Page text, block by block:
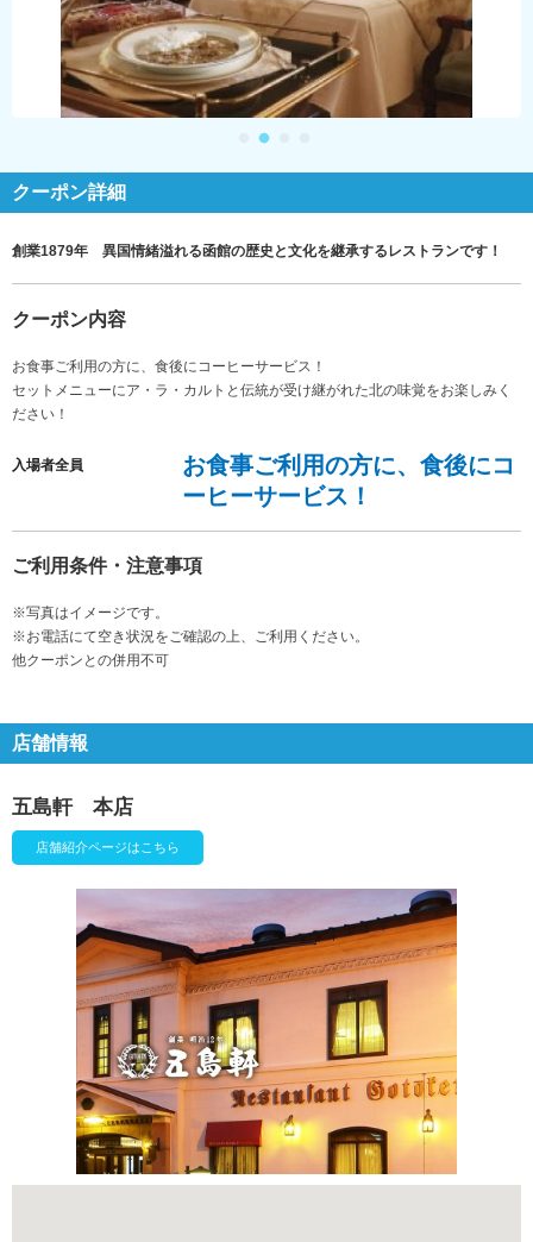
クーポン詳細
創業1879年 異国情緒溢れる函館の歴史と文化を継承するレストランです！
クーポン内容
お食事ご利用の方に、食後にコーヒーサービス！
セットメニューにア・ラ・カルトと伝統が受け継がれた北の味覚をお楽しみく
ださい！
入場者全員
お食事ご利用の方に、食後にコ
ーヒーサービス！
ご利用条件・注意事項
※写真はイメージです。
※お電話にて空き状況をご確認の上、ご利用ください。
他クーポンとの併用不可
店舗情報
五島軒 本店
店舗紹介ページはこちら